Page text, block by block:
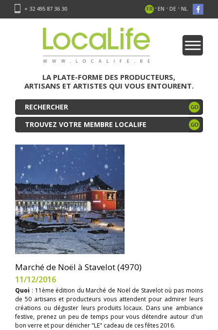
+ 32 495 87 36 30 FR - EN - DE - NL
LA PLATE-FORME DES PRODUCTEURS,
ARTISANS ET ARTISTES QUI VOUS ENTOURENT.
TROUVEZ VOTRE MEMBRE LOCALIFE
Marché de Noël à Stavelot (4970)
11/12/2016
Quoi : 11ème édition du Marché de Noël de Stavelot où pas moins
de 50 artisans et producteurs vous attendent pour admirer leurs
créations ou déguster leurs produits locaux. Dans une ambiance
festive, prenez un peu de temps pour vous détendre autour d'un
bon verre et pour dénicher "LE" cadeau de ces fêtes 2016.